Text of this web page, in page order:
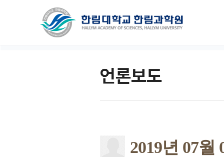
언론보도
2019년 07